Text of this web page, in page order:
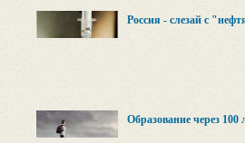
Россия - слезай с
Образование через 100